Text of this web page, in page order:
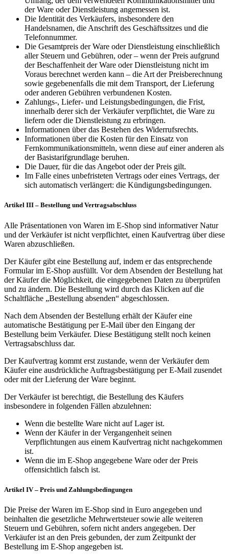
der Ware oder Dienstleistung angemessen ist.
Die Identität des Verkäufers, insbesondere den
Handelsnamen, die Anschrift des Geschäftssitzes und die
Telefonnummer.
Die Gesamtpreis der Ware oder Dienstleistung einschließlich
aller Steuern und Gebühren, oder – wenn der Preis aufgrund
der Beschaffenheit der Ware oder Dienstleistung nicht im
Voraus berechnet werden kann – die Art der Preisberechnung
sowie gegebenenfalls die mit dem Transport, der Lieferung
oder anderen Gebühren verbundenen Kosten.
Zahlungs-, Liefer- und Leistungsbedingungen, die Frist,
innerhalb derer sich der Verkäufer verpflichtet, die Ware zu
liefern oder die Dienstleistung zu erbringen.
Informationen über das Bestehen des Widerrufsrechts.
Informationen über die Kosten für den Einsatz von
Fernkommunikationsmitteln, wenn diese auf einer anderen als
der Basistarifgrundlage beruhen.
Die Dauer, für die das Angebot oder der Preis gilt.
Im Falle eines unbefristeten Vertrags oder eines Vertrags, der
sich automatisch verlängert: die Kündigungsbedingungen.
Artikel III – Bestellung und Vertragsabschluss
Alle Präsentationen von Waren im E-Shop sind informativer Natur
und der Verkäufer ist nicht verpflichtet, einen Kaufvertrag über diese
Waren abzuschließen.
Der Käufer gibt eine Bestellung auf, indem er das entsprechende
Formular im E-Shop ausfüllt. Vor dem Absenden der Bestellung hat
der Käufer die Möglichkeit, die eingegebenen Daten zu überprüfen
und zu ändern. Die Bestellung wird durch das Klicken auf die
Schaltfläche „Bestellung absenden“ abgeschlossen.
Nach dem Absenden der Bestellung erhält der Käufer eine
automatische Bestätigung per E-Mail über den Eingang der
Bestellung beim Verkäufer. Diese Bestätigung stellt noch keinen
Vertragsabschluss dar.
Der Kaufvertrag kommt erst zustande, wenn der Verkäufer dem
Käufer eine ausdrückliche Auftragsbestätigung per E-Mail zusendet
oder mit der Lieferung der Ware beginnt.
Der Verkäufer ist berechtigt, die Bestellung des Käufers
insbesondere in folgenden Fällen abzulehnen:
Wenn die bestellte Ware nicht auf Lager ist.
Wenn der Käufer in der Vergangenheit seinen
Verpflichtungen aus einem Kaufvertrag nicht nachgekommen
ist.
Wenn die im E-Shop angegebene Ware oder der Preis
offensichtlich falsch ist.
Artikel IV – Preis und Zahlungsbedingungen
Die Preise der Waren im E-Shop sind in Euro angegeben und
beinhalten die gesetzliche Mehrwertsteuer sowie alle weiteren
Steuern und Gebühren, sofern nicht anders angegeben. Der
Verkäufer ist an den Preis gebunden, der zum Zeitpunkt der
Bestellung im E-Shop angegeben ist.